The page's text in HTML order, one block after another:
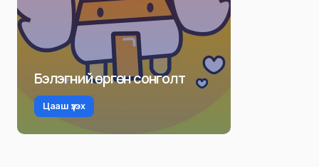
Бэлэгний өргөн сонголт
Цааш үзэх